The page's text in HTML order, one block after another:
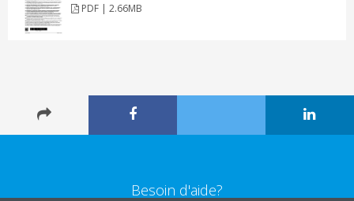
PDF | 2.66MB
Besoin d'aide?